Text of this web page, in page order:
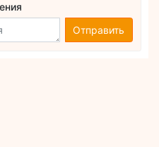
Отправить